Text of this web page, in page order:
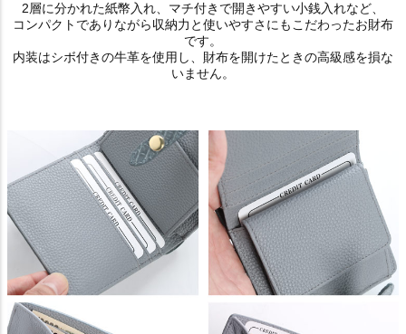
2層に分かれた紙幣入れ、マチ付きで開きやすい小銭入れなど、
コンパクトでありながら収納力と使いやすさにもこだわったお財布
です。
内装はシボ付きの牛革を使用し、財布を開けたときの高級感を損な
いません。